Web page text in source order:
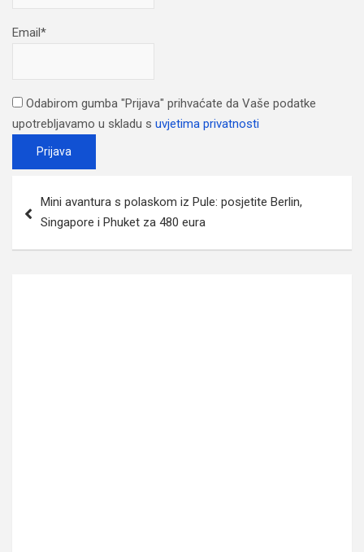
Email*
Odabirom gumba "Prijava" prihvaćate da Vaše podatke
upotrebljavamo u skladu s uvjetima privatnosti
navigation
Mini avantura s polaskom iz Pule: posjetite Berlin,
Singapore i Phuket za 480 eura